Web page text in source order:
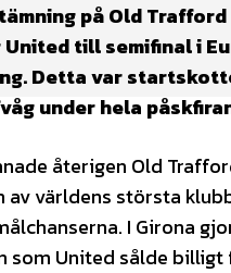
på Old
till semifinal i
Detta var
under hela
återigen Old
världens största
I Girona
som United sålde